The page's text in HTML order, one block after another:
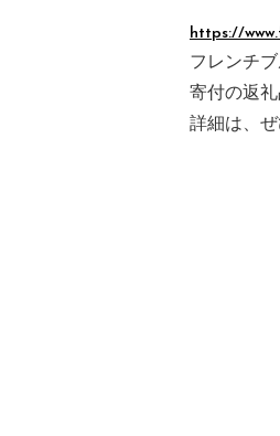
https://
フレンチ
寄付の返
詳細は、